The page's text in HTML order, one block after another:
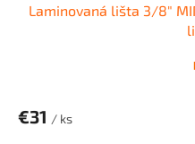
Laminovaná lišta 3/8"
€31 / ks